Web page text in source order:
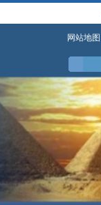
网站地图